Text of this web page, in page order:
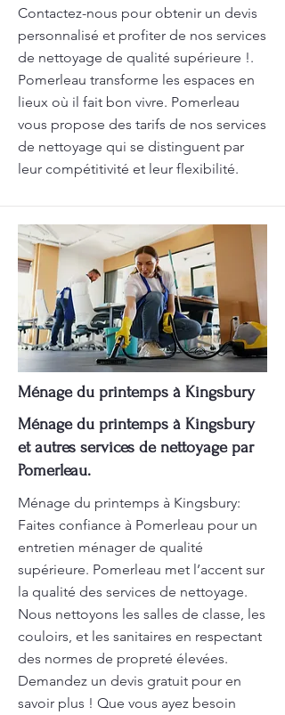
Contactez-nous pour obtenir un devis
personnalisé et profiter de nos services
de nettoyage de qualité supérieure !.
Pomerleau transforme les espaces en
lieux où il fait bon vivre. Pomerleau
vous propose des tarifs de nos services
de nettoyage qui se distinguent par
leur compétitivité et leur flexibilité.
Ménage du printemps à Kingsbury
Ménage du printemps à Kingsbury
et autres services de nettoyage par
Pomerleau.
Ménage du printemps à Kingsbury:
Faites confiance à Pomerleau pour un
entretien ménager de qualité
supérieure. Pomerleau met l’accent sur
la qualité des services de nettoyage.
Nous nettoyons les salles de classe, les
couloirs, et les sanitaires en respectant
des normes de propreté élevées.
Demandez un devis gratuit pour en
savoir plus ! Que vous ayez besoin